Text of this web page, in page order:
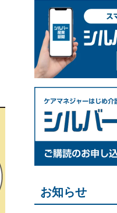
お知らせ